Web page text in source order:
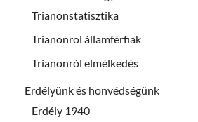
Trianonstatisztika
Trianonrol államférfiak
Trianonról elmélkedés
Erdélyünk és honvédségünk
Erdély 1940